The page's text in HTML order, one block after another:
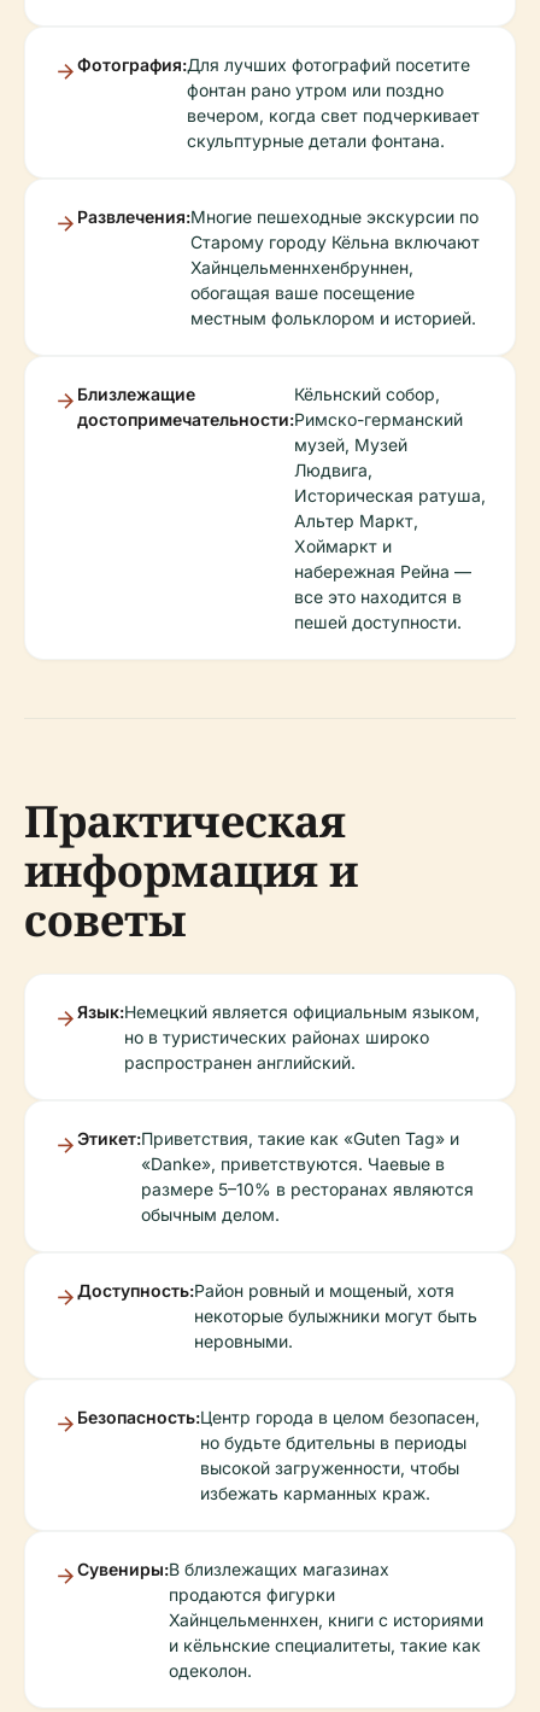
Фотография:Для лучших фотографий посетите
фонтан рано утром или поздно
вечером, когда свет подчеркивает
скульптурные детали фонтана.
Развлечения:Многие пешеходные экскурсии по
Старому городу Кёльна включают
Хайнцельменнхенбруннен,
обогащая ваше посещение
местным фольклором и историей.
Близлежащие
достопримечательности:
Кёльнский собор,
Римско-германский
музей, Музей
Людвига,
Историческая ратуша,
Альтер Маркт,
Хоймаркт и
набережная Рейна —
все это находится в
пешей доступности.
Практическая
информация и
советы
Язык:Немецкий является официальным языком,
но в туристических районах широко
распространен английский.
Этикет:Приветствия, такие как «Guten Tag» и
«Danke», приветствуются. Чаевые в
размере 5–10% в ресторанах являются
обычным делом.
Доступность:Район ровный и мощеный, хотя
некоторые булыжники могут быть
неровными.
Безопасность:Центр города в целом безопасен,
но будьте бдительны в периоды
высокой загруженности, чтобы
избежать карманных краж.
Сувениры:В близлежащих магазинах
продаются фигурки
Хайнцельменнхен, книги с историями
и кёльнские специалитеты, такие как
одеколон.